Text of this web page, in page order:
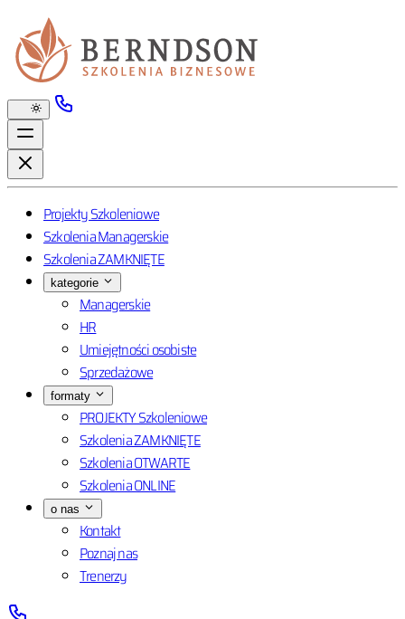
Projekty Szkoleniowe
Szkolenia Managerskie
Szkolenia ZAMKNIĘTE
kategorie
Managerskie
HR
Umiejętności osobiste
Sprzedażowe
formaty
PROJEKTY Szkoleniowe
Szkolenia ZAMKNIĘTE
Szkolenia OTWARTE
Szkolenia ONLINE
o nas
Kontakt
Poznaj nas
Trenerzy